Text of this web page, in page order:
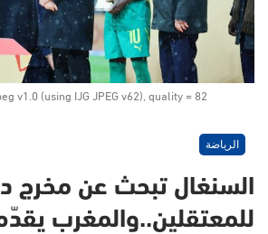
v1.0 (using IJG JPEG v62), quality = 82
الرياضة
السنغال تبحث عن مخرج
للمعتقلين..والمغرب